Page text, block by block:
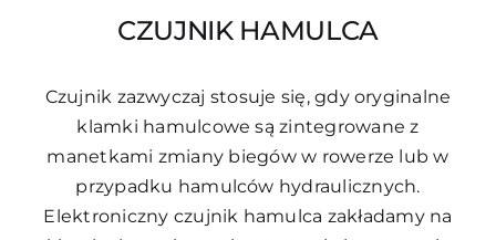
CZUJNIK HAMULCA
Czujnik zazwyczaj stosuje się, gdy oryginalne
klamki hamulcowe są zintegrowane z
manetkami zmiany biegów w rowerze lub w
przypadku hamulców hydraulicznych.
Elektroniczny czujnik hamulca zakładamy na